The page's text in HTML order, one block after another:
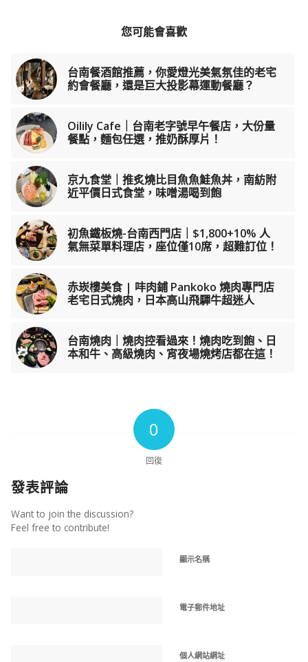
您可能會喜歡
台南餐酒館推薦，你愛燈光美氣氛佳的老宅
約會餐廳，還是巨大投影幕運動餐廳？
Oilily Cafe｜台南老字號早午餐店，大份量
餐點，麵包任選，推奶酥厚片！
京九食堂｜推炙燒比目魚魚鮭魚丼，南紡附
近平價日式食堂，味噌湯喝到飽
初魚鐵板燒-台南西門店｜$1,800+10% 人
氣無菜單料理店，座位僅10席，超難訂位！
赤崁樓美食 | 㕩肉鋪 Pankoko 燒肉專門店
老宅日式燒肉，日本高山飛驒牛超迷人
台南燒肉｜燒肉控看過來！燒肉吃到飽、日
本和牛、高級燒肉、宵夜場燒烤店都在這！
0
回復
發表評論
Want to join the discussion?
Feel free to contribute!
顯示名稱
電子郵件地址
個人網站網址